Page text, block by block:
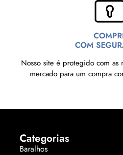
COM
Nosso site é protegido com as
mercado para um compra
Categorias
Baralhos